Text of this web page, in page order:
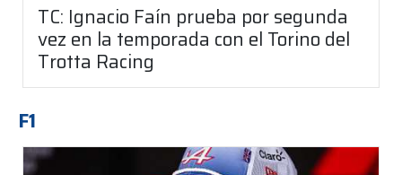
TC: Ignacio Faín prueba por segunda
vez en la temporada con el Torino del
Trotta Racing
F1